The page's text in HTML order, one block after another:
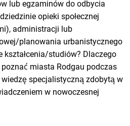
lub egzaminów do odbycia
opieki społecznej
administracji lub
planowania urbanistycznego
kształcenia/studiów? Dlaczego
miasta Rodgau podczas
wiedzę specjalistyczną zdobytą w
w nowoczesnej